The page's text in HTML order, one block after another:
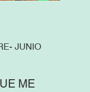
JUNIO
ME